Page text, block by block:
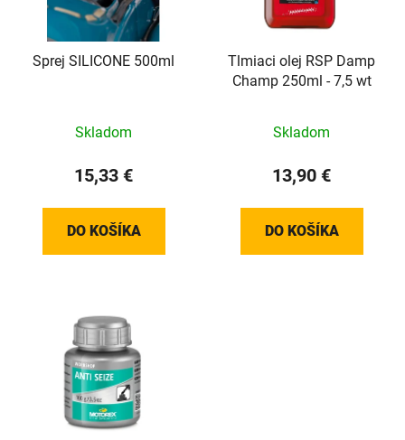
Sprej SILICONE 500ml
Skladom
15,33 €
DO KOŠÍKA
Tlmiaci olej RSP Damp
Champ 250ml - 7,5 wt
Skladom
13,90 €
DO KOŠÍKA